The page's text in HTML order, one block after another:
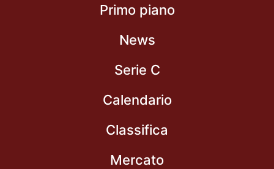
Primo piano
News
Serie C
Calendario
Classifica
Mercato